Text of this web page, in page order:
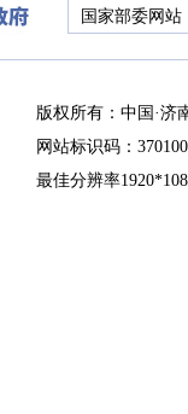
国家部委网站
版权所有：中国·济
网站标识码：
最佳分辨率